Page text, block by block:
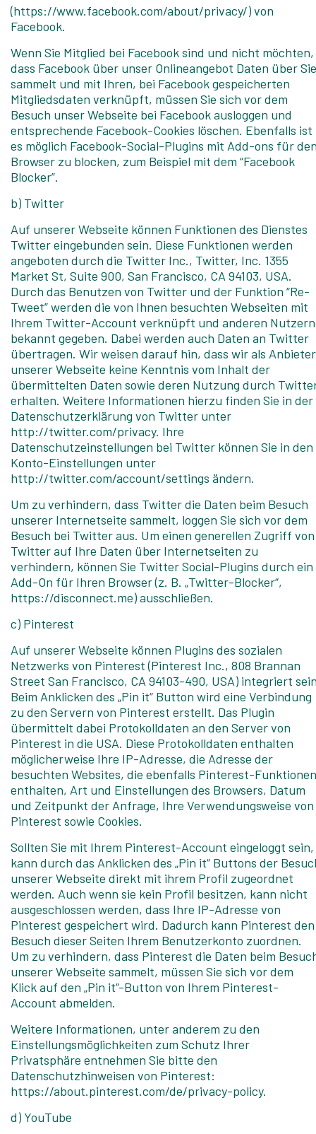
(https://www.facebook.com/about/privacy/) von
Facebook.
Wenn Sie Mitglied bei Facebook sind und nicht möchten,
dass Facebook über unser Onlineangebot Daten über Sie
sammelt und mit Ihren, bei Facebook gespeicherten
Mitgliedsdaten verknüpft, müssen Sie sich vor dem
Besuch unser Webseite bei Facebook ausloggen und
entsprechende Facebook-Cookies löschen. Ebenfalls ist
es möglich Facebook-Social-Plugins mit Add-ons für
Browser zu blocken, zum Beispiel mit dem “Facebook
Blocker”.
b) Twitter
Auf unserer Webseite können Funktionen des Dienstes
Twitter eingebunden sein. Diese Funktionen werden
angeboten durch die Twitter Inc., Twitter, Inc. 1355
Market St, Suite 900, San Francisco, CA 94103, USA.
Durch das Benutzen von Twitter und der Funktion “Re-
Tweet” werden die von Ihnen besuchten Webseiten mit
Ihrem Twitter-Account verknüpft und anderen Nutzern
bekannt gegeben. Dabei werden auch Daten an Twitter
übertragen. Wir weisen darauf hin, dass wir als Anbieter
unserer Webseite keine Kenntnis vom Inhalt der
übermittelten Daten sowie deren Nutzung durch
erhalten. Weitere Informationen hierzu finden Sie in der
Datenschutzerklärung von Twitter unter
http://twitter.com/privacy. Ihre
Datenschutzeinstellungen bei Twitter können Sie in den
Konto-Einstellungen unter
http://twitter.com/account/settings ändern.
Um zu verhindern, dass Twitter die Daten beim Besuch
unserer Internetseite sammelt, loggen Sie sich vor dem
Besuch bei Twitter aus. Um einen generellen Zugriff von
Twitter auf Ihre Daten über Internetseiten zu
verhindern, können Sie Twitter Social-Plugins durch ein
Add-On für Ihren Browser (z. B. „Twitter-Blocker“,
https://disconnect.me) ausschließen.
c) Pinterest
Auf unserer Webseite können Plugins des sozialen
Netzwerks von Pinterest (Pinterest Inc., 808 Brannan
Street San Francisco, CA 94103-490, USA) integriert
Beim Anklicken des „Pin it“ Button wird eine Verbindung
zu den Servern von Pinterest erstellt. Das Plugin
übermittelt dabei Protokolldaten an den Server von
Pinterest in die USA. Diese Protokolldaten enthalten
möglicherweise Ihre IP-Adresse, die Adresse der
besuchten Websites, die ebenfalls Pinterest-Funktionen
enthalten, Art und Einstellungen des Browsers, Datum
und Zeitpunkt der Anfrage, Ihre Verwendungsweise von
Pinterest sowie Cookies.
Sollten Sie mit Ihrem Pinterest-Account eingeloggt sein,
kann durch das Anklicken des „Pin it“ Buttons der
unserer Webseite direkt mit ihrem Profil zugeordnet
werden. Auch wenn sie kein Profil besitzen, kann nicht
ausgeschlossen werden, dass Ihre IP-Adresse von
Pinterest gespeichert wird. Dadurch kann Pinterest den
Besuch dieser Seiten Ihrem Benutzerkonto zuordnen.
Um zu verhindern, dass Pinterest die Daten beim
unserer Webseite sammelt, müssen Sie sich vor dem
Klick auf den „Pin it“-Button von Ihrem Pinterest-
Account abmelden.
Weitere Informationen, unter anderem zu den
Einstellungsmöglichkeiten zum Schutz Ihrer
Privatsphäre entnehmen Sie bitte den
Datenschutzhinweisen von Pinterest:
https://about.pinterest.com/de/privacy-policy.
d) YouTube